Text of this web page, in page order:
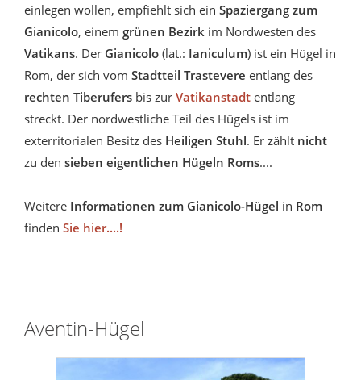
einlegen wollen, empfiehlt sich ein Spaziergang zum
Gianicolo, einem grünen Bezirk im Nordwesten des
Vatikans. Der Gianicolo (lat.: Ianiculum) ist ein Hügel in
Rom, der sich vom Stadtteil Trastevere entlang des
rechten Tiberufers bis zur Vatikanstadt entlang
streckt. Der nordwestliche Teil des Hügels ist im
exterritorialen Besitz des Heiligen Stuhl. Er zählt nicht
zu den sieben eigentlichen Hügeln Roms....
Weitere Informationen zum Gianicolo-Hügel in Rom
finden Sie hier....!
Aventin-Hügel